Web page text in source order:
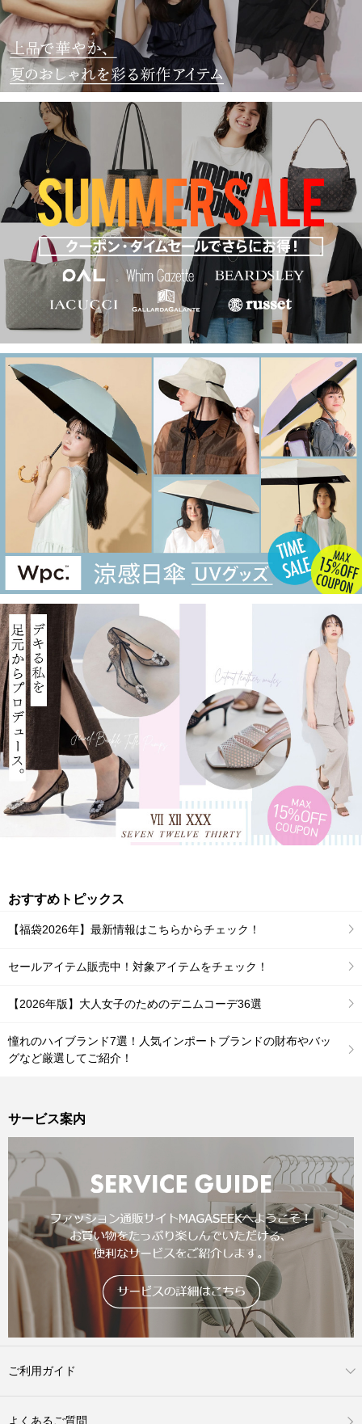
おすすめトピックス
【福袋2026年】最新情報はこちらからチェック！
セールアイテム販売中！対象アイテムをチェック！
【2026年版】大人女子のためのデニムコーデ36選
憧れのハイブランド7選！人気インポートブランドの財布やバッ
グなど厳選してご紹介！
サービス案内
ご利用ガイド
よくあるご質問